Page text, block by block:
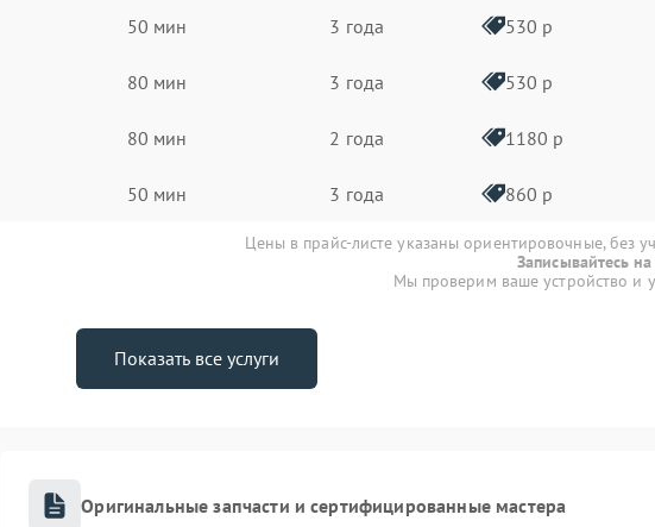
50 мин 3 года 530 р
80 мин 3 года 530 р
80 мин 2 года 1180 р
50 мин 3 года 860 р
Цены в прайс-листе указаны ориентировочные, без
Записывайтесь
Мы проверим ваше устройство и
Показать все услуги
Оригинальные запчасти и сертифицированные мастера